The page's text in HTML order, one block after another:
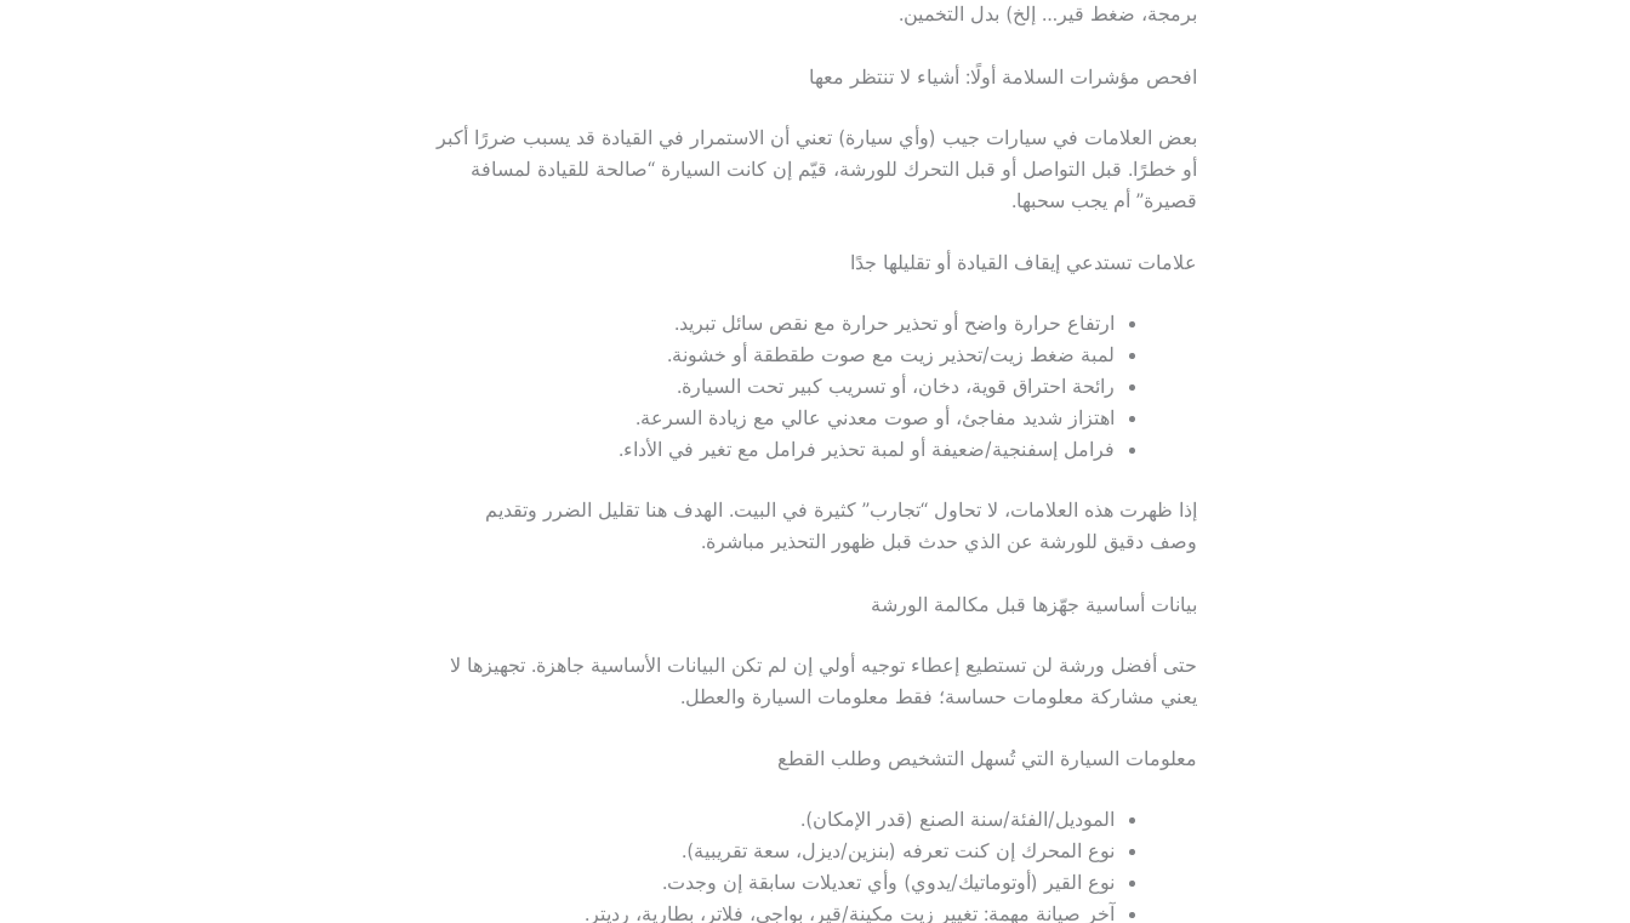
برمجة، ضغط قير… إلخ) بدل التخمين.
افحص مؤشرات السلامة أولًا: أشياء لا تنتظر معها
بعض العلامات في سيارات جيب (وأي سيارة) تعني أن الاستمرار في القيادة قد يسبب ضررًا أكبر
أو خطرًا. قبل التواصل أو قبل التحرك للورشة، قيّم إن كانت السيارة “صالحة للقيادة لمسافة
قصيرة” أم يجب سحبها.
علامات تستدعي إيقاف القيادة أو تقليلها جدًا
ارتفاع حرارة واضح أو تحذير حرارة مع نقص سائل تبريد.
لمبة ضغط زيت/تحذير زيت مع صوت طقطقة أو خشونة.
رائحة احتراق قوية، دخان، أو تسريب كبير تحت السيارة.
اهتزاز شديد مفاجئ، أو صوت معدني عالي مع زيادة السرعة.
فرامل إسفنجية/ضعيفة أو لمبة تحذير فرامل مع تغير في الأداء.
إذا ظهرت هذه العلامات، لا تحاول “تجارب” كثيرة في البيت. الهدف هنا تقليل الضرر وتقديم
وصف دقيق للورشة عن الذي حدث قبل ظهور التحذير مباشرة.
بيانات أساسية جهّزها قبل مكالمة الورشة
حتى أفضل ورشة لن تستطيع إعطاء توجيه أولي إن لم تكن البيانات الأساسية جاهزة. تجهيزها لا
يعني مشاركة معلومات حساسة؛ فقط معلومات السيارة والعطل.
معلومات السيارة التي تُسهل التشخيص وطلب القطع
الموديل/الفئة/سنة الصنع (قدر الإمكان).
نوع المحرك إن كنت تعرفه (بنزين/ديزل، سعة تقريبية).
نوع القير (أوتوماتيك/يدوي) وأي تعديلات سابقة إن وجدت.
آخر صيانة مهمة: تغيير زيت مكينة/قير، بواجي، فلاتر، بطارية، رديتر.